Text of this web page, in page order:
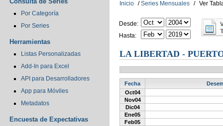
Por Categoría
Por Series
Herramientas
Listas Personalizadas
Add-In para Excel
API para Desarrolladores
App para Móviles
Metadatos
Encuesta de Expectativas
Inicio / Series Mensuales / Ver
Desde:
Hasta:
LA LIBERTAD -
Fecha
Oct04
Nov04
Dic04
Ene05
Feb05